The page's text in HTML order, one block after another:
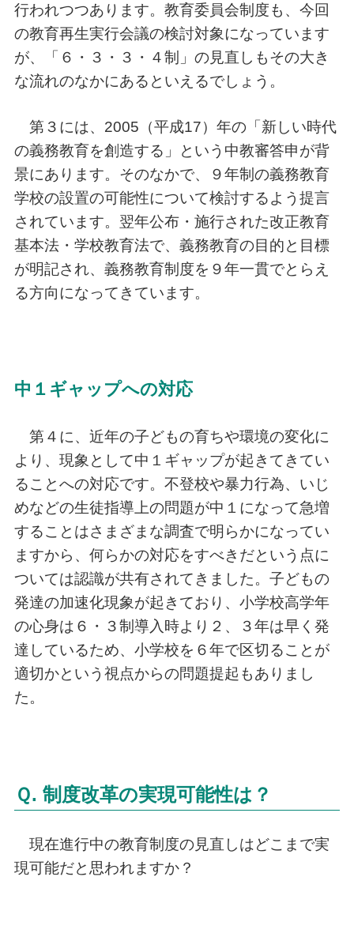
行われつつあります。教育委員会制度も、今回
の教育再生実行会議の検討対象になっています
が、「６・３・３・４制」の見直しもその大き
な流れのなかにあるといえるでしょう。
第３には、2005（平成17）年の「新しい時代
の義務教育を創造する」という中教審答申が背
景にあります。そのなかで、９年制の義務教育
学校の設置の可能性について検討するよう提言
されています。翌年公布・施行された改正教育
基本法・学校教育法で、義務教育の目的と目標
が明記され、義務教育制度を９年一貫でとらえ
る方向になってきています。
中１ギャップへの対応
第４に、近年の子どもの育ちや環境の変化に
より、現象として中１ギャップが起きてきてい
ることへの対応です。不登校や暴力行為、いじ
めなどの生徒指導上の問題が中１になって急増
することはさまざまな調査で明らかになってい
ますから、何らかの対応をすべきだという点に
ついては認識が共有されてきました。子どもの
発達の加速化現象が起きており、小学校高学年
の心身は６・３制導入時より２、３年は早く発
達しているため、小学校を６年で区切ることが
適切かという視点からの問題提起もありまし
た。
Ｑ. 制度改革の実現可能性は？
現在進行中の教育制度の見直しはどこまで実
現可能だと思われますか？